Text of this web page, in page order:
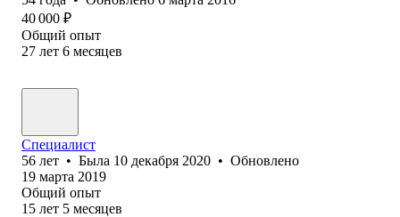
40 000 ₽
Общий опыт
27 лет 6 месяцев
Специалист
56 лет • Была 10 декабря 2020 • Обновлено
19 марта 2019
Общий опыт
15 лет 5 месяцев